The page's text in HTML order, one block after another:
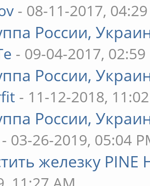
- 08-11-2017,
России,
- 09-04-2017, 02:59
России,
- 11-12-2018,
России,
- 03-26-2019, 05:04
железку PINE